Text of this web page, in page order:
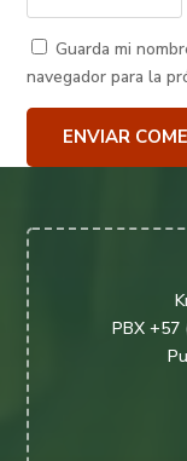
Guarda mi
navegador para la
ENVIAR
PBX +57